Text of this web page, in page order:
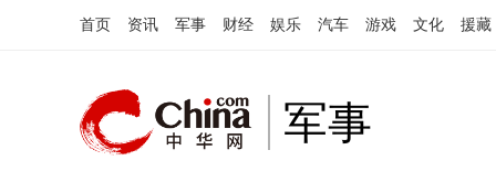
首页 资讯 军事 财经 娱乐 汽车 游戏 文化 援藏
军事